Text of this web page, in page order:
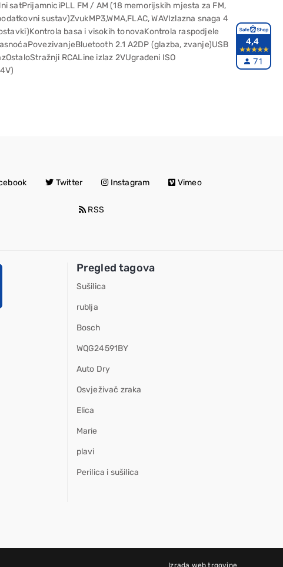
satPrijamniciPLL FM / AM (18 memorijskih mjesta za FM,
sustav)ZvukMP3,WMA,FLAC, WAVIzlazna snaga 4
basa i visokih tonovaKontrola raspodjele
2.1 A2DP (glazba, zvanje)USB
RCALine izlaz 2VUgrađeni ISO
Twitter Instagram Vimeo
RSS
Pregled tagova
Sušilica
rublja
Bosch
WQG24591BY
Auto Dry
Osvježivač zraka
Elica
Marie
plavi
Perilica i sušilica
Izrada web trgovine
4,4
71